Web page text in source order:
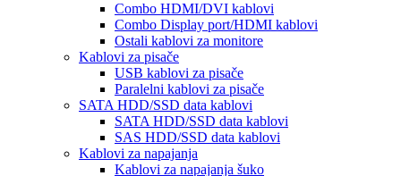
Combo HDMI/DVI kablovi
Combo Display port/HDMI kablovi
Ostali kablovi za monitore
Kablovi za pisače
USB kablovi za pisače
Paralelni kablovi za pisače
SATA HDD/SSD data kablovi
SATA HDD/SSD data kablovi
SAS HDD/SSD data kablovi
Kablovi za napajanja
Kablovi za napajanja šuko